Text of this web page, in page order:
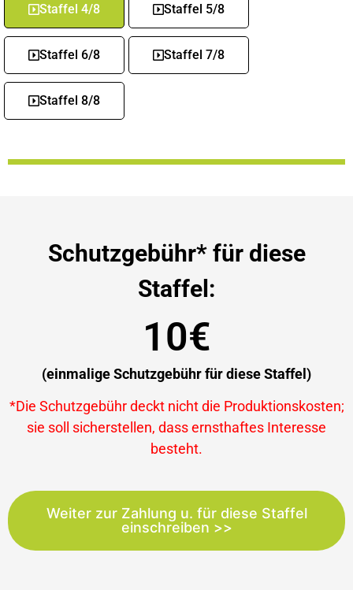
Staffel 4/8 Staffel 5/8
Staffel 6/8 Staffel 7/8
Staffel 8/8
Schutzgebühr* für diese
Staffel:
10€
(einmalige Schutzgebühr für diese Staffel)
*Die Schutzgebühr deckt nicht die Produktionskosten;
sie soll sicherstellen, dass ernsthaftes Interesse
besteht.
Weiter zur Zahlung u. für diese Staffel
einschreiben >>